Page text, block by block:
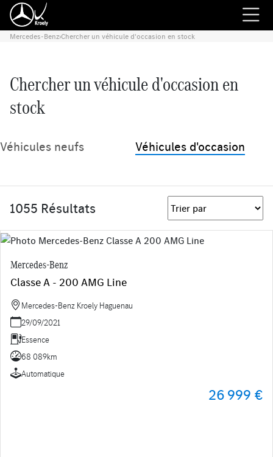
Mercedes-Benz›Chercher un véhicule d'occasion en stock
Chercher un véhicule d'occasion en
stock
Véhicules neufs Véhicules d'occasion
1055 Résultats
Mercedes-Benz
Classe A - 200 AMG Line
Mercedes-Benz Kroely Haguenau
29/09/2021
Essence
68 089km
Automatique
26 999 €